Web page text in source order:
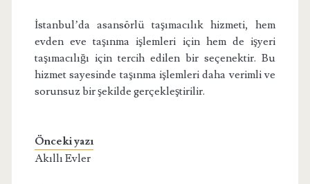
İstanbul’da asansörlü taşımacılık hizmeti, hem
evden eve taşınma işlemleri için hem de işyeri
taşımacılığı için tercih edilen bir seçenektir. Bu
hizmet sayesinde taşınma işlemleri daha verimli ve
sorunsuz bir şekilde gerçekleştirilir.
Önceki yazı
Akıllı Evler